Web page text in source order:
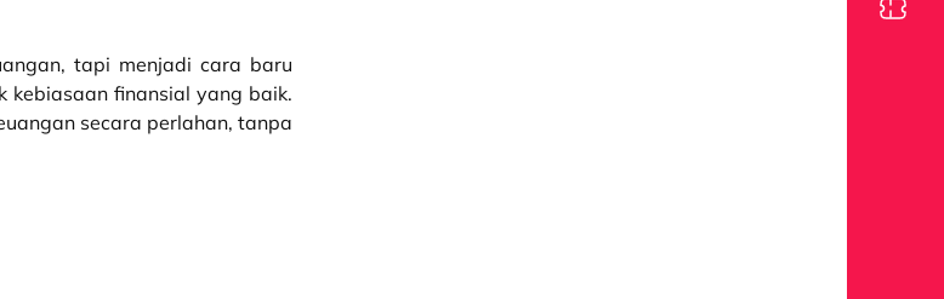
tapi menjadi cara baru
kebiasaan finansial yang baik.
secara perlahan, tanpa